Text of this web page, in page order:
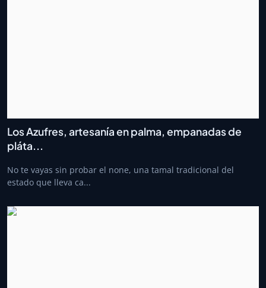
Los Azufres, artesanía en palma, empanadas de
pláta...
No te vayas sin probar el none, una tamal tradicional del
estado que lleva ca...